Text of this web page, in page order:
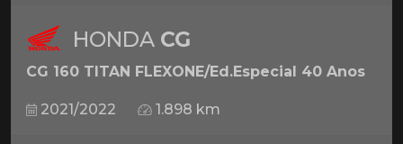
HONDA CG
CG 160 TITAN FLEXONE/Ed.Especial 40 Anos
2021/2022 1.898 km